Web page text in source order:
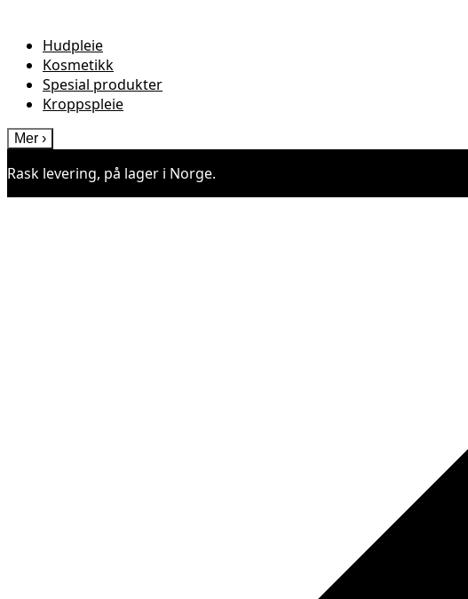
Hudpleie
Kosmetikk
Spesial produkter
Kroppspleie
Mer ›
Rask levering, på lager i Norge.